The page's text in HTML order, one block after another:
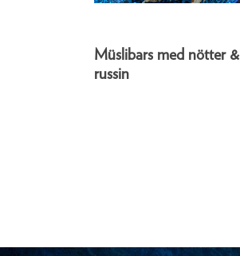
Müslibars med nötter &
russin